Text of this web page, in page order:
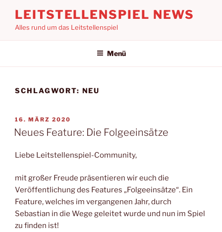
Inhalt
springen
LEITSTELLENSPIEL NEWS
Alles rund um das Leitstellenspiel
Menü
SCHLAGWORT: NEU
VERÖFFENTLICHT
AM
16. MÄRZ 2020
Neues Feature: Die Folgeeinsätze
Liebe Leitstellenspiel-Community,
mit großer Freude präsentieren wir euch die
Veröffentlichung des Features „Folgeeinsätze“. Ein
Feature, welches im vergangenen Jahr, durch
Sebastian in die Wege geleitet wurde und nun im Spiel
zu finden ist!